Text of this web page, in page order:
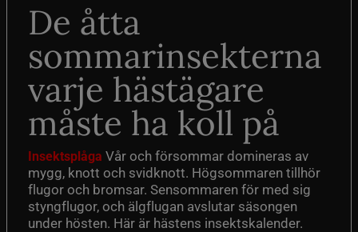
De åtta
sommarinsekterna
varje hästägare
måste ha koll på
Insektsplåga Vår och försommar domineras av
mygg, knott och svidknott. Högsommaren tillhör
flugor och bromsar. Sensommaren för med sig
styngflugor, och älgflugan avslutar säsongen
under hösten. Här är hästens insektskalender.